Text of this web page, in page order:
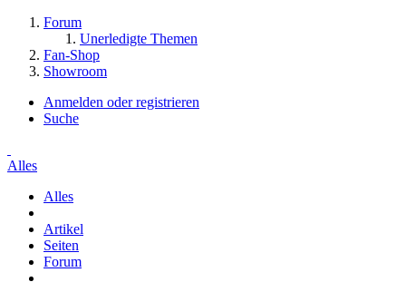
Forum
Unerledigte Themen
Fan-Shop
Showroom
Anmelden oder registrieren
Suche
Alles
Alles
Artikel
Seiten
Forum